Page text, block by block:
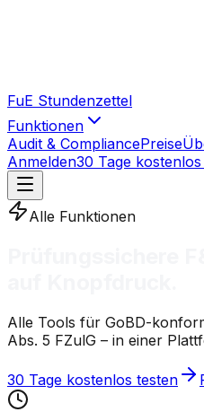
FuE Stundenzettel
Funktionen
Audit & CompliancePreise
Anmelden30 Tage
Alle Funktionen
Alle Tools für GoBD-
Abs. 5 FZulG – in einer
30 Tage kostenlos testen